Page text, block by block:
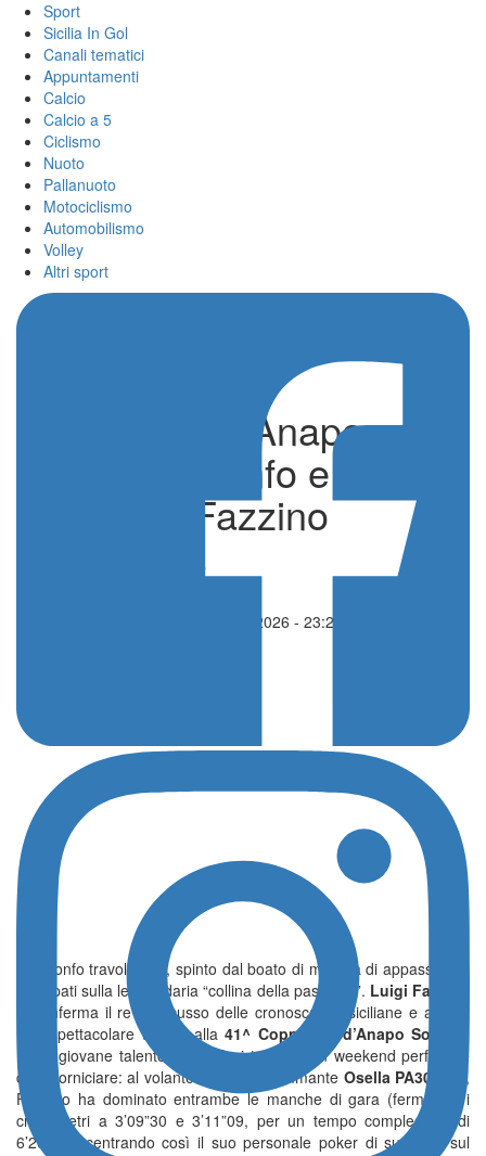
Sport
Sicilia In Gol
Canali tematici
Appuntamenti
Calcio
Calcio a 5
Ciclismo
Nuoto
Pallanuoto
Motociclismo
Automobilismo
Volley
Altri sport
Coppa Val d’Anapo
Sortino, Trionfo e Poker
per Luigi Fazzino
di Redazione
24 Maggio 2026 - 23:27
Un trionfo travolgente, spinto dal boato di migliaia di appassionati
assiepati sulla leggendaria “collina della passione”. Luigi Fazzino
si conferma il re indiscusso delle cronoscalate siciliane e artiglia
una spettacolare vittoria alla 41^ Coppa Val d’Anapo Sortino
.
Per il giovane talento di Melilli si tratta di un weekend perfetto e
da incorniciare: al volante della sua fiammante Osella PA30 Evo ,
Fazzino ha dominato entrambe le manche di gara (fermando i
cronometri a 3’09”30 e 3’11”09, per un tempo complessivo di
6’20”39), centrando così il suo personale poker di successi sul